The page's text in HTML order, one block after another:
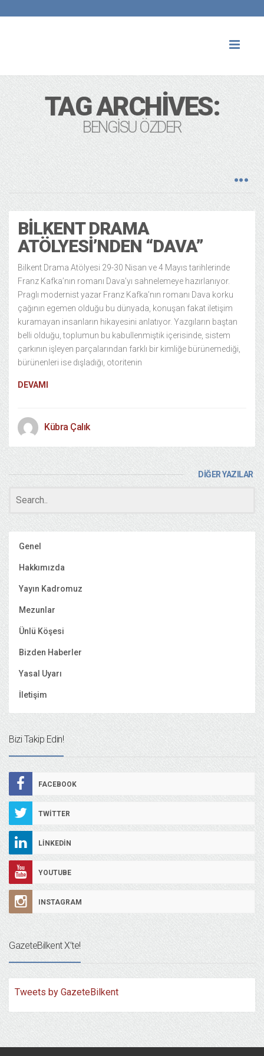
TAG ARCHIVES:
BENGISU ÖZDER
BILKENT DRAMA
ATÖLYESI’NDEN “DAVA”
Bilkent Drama Atölyesi 29-30 Nisan ve 4 Mayıs tarihlerinde
Franz Kafka’nın romanı Dava’yı sahnelemeye hazırlanıyor.
Praglı modernist yazar Franz Kafka’nın romanı Dava korku
çağının egemen olduğu bu dünyada, konuşan fakat iletişim
kuramayan insanların hikayesini anlatıyor. Yazgıların baştan
belli olduğu, toplumun bu kabullenmiştik içerisinde, sistem
çarkının işleyen parçalarından farklı bir kimliğe bürünemediği,
bürünenleri ise dışladığı, otoritenin
DEVAMI
Kübra Çalık
DİĞER YAZILAR
Genel
Hakkımızda
Yayın Kadromuz
Mezunlar
Ünlü Köşesi
Bizden Haberler
Yasal Uyarı
İletişim
Bizi Takip Edin!
FACEBOOK
TWITTER
LINKEDIN
YOUTUBE
INSTAGRAM
GazeteBilkent X’te!
Tweets by GazeteBilkent